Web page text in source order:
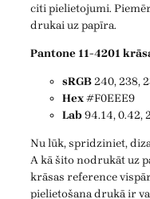
citi pielietojumi.
drukai uz papīra.
Pantone 11-4201
sRGB240, 238,
Hex#F0EEE9
Lab94.14, 0.42,
Nu lūk, spridziniet,
A kā šito nodrukāt uz
krāsas reference
pielietošana drukā ir